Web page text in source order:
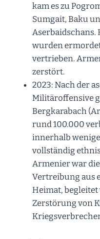
kam es zu
Sumgait, Baku
wurden
vertrieben.
zerstört.
2023: Nach der
Militäroffensive
Bergkarabach
rund 100.000
innerhalb
vollständig
Armenier war
Vertreibung aus
Heimat,
Zerstörung von